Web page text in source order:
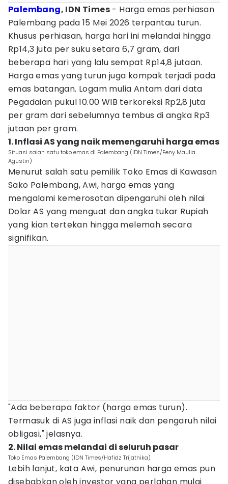
Palembang, IDN Times - Harga emas perhiasan
Palembang pada 15 Mei 2026 terpantau turun.
Khusus perhiasan, harga hari ini melandai hingga
Rp14,3 juta per suku setara 6,7 gram, dari
beberapa hari yang lalu sempat Rp14,8 jutaan.
Harga emas yang turun juga kompak terjadi pada
emas batangan. Logam mulia Antam dari data
Pegadaian pukul 10.00 WIB terkoreksi Rp2,8 juta
per gram dari sebelumnya tembus di angka Rp3
jutaan per gram.
1. Inflasi AS yang naik memengaruhi harga emas
Situasi salah satu toko emas di Palembang (IDN Times/Feny Maulia
Agustin)
Menurut salah satu pemilik Toko Emas di Kawasan
Sako Palembang, Awi, harga emas yang
mengalami kemerosotan dipengaruhi oleh nilai
Dolar AS yang menguat dan angka tukar Rupiah
yang kian tertekan hingga melemah secara
signifikan.
"Ada beberapa faktor (harga emas turun).
Termasuk di AS juga inflasi naik dan pengaruh nilai
obligasi," jelasnya.
2. Nilai emas melandai di seluruh pasar
Toko Emas Palembang (IDN Times/Hafidz Trijatnika)
Lebih lanjut, kata Awi, penurunan harga emas pun